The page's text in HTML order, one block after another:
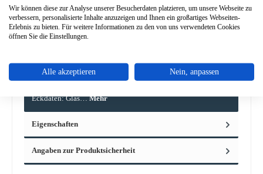
Original Scheibenhalter rechts für den Kaminofen Koppe
Eckdaten: Glas…Mehr
Eigenschaften
Angaben zur Produktsicherheit
Wir können diese zur Analyse unserer Besucherdaten platzieren, um unsere Webseite zu
verbessern, personalisierte Inhalte anzuzeigen und Ihnen ein großartiges Webseiten-
Erlebnis zu bieten. Für weitere Informationen zu den von uns verwendeten Cookies
öffnen Sie die Einstellungen.
Alle akzeptieren Nein, anpassen